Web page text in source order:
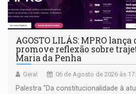
AGOSTO LILÁS: MPRO
promove reflexão sobre
Maria da Penha
Geral 06 de Agosto de 2026 às
Palestra "Da constitucionalidade à